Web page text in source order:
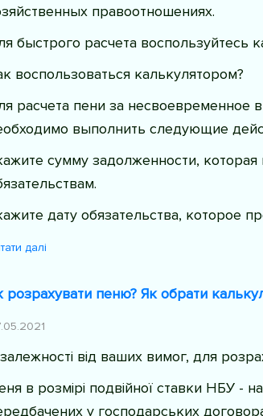
правоотношениях.
быстрого расчета воспользуйтесь
воспользоваться калькулятором?
расчета пени за несвоевременное
выполнить следующие
сумму задолженности,
дату обязательства, которое
далі
розрахувати пеню? Як обрати
від ваших вимог, для
в розмірі подвійної ставки НБУ -
у господарських